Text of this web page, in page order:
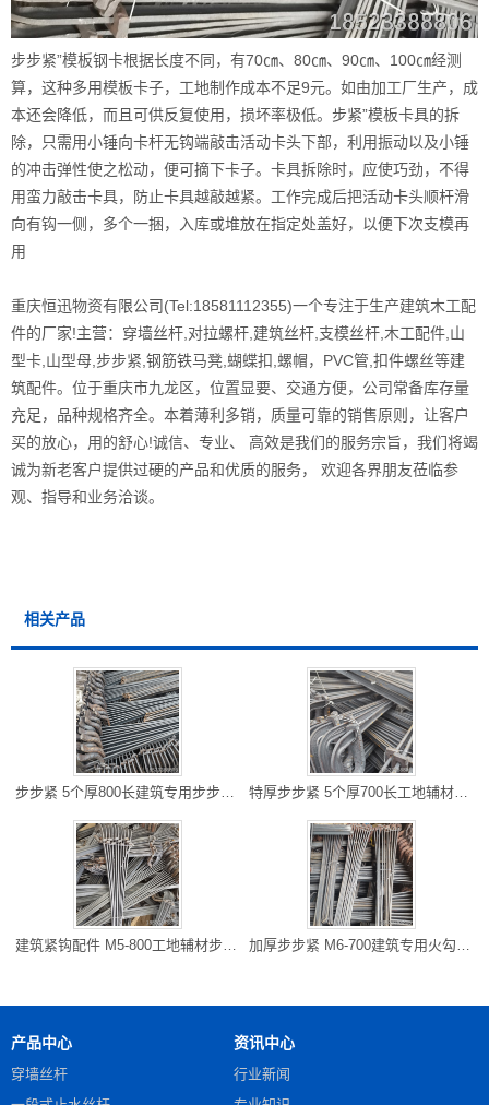
步步紧”模板钢卡根据长度不同，有70㎝、80㎝、90㎝、100㎝经测
算，这种多用模板卡子，工地制作成本不足9元。如由加工厂生产，成
本还会降低，而且可供反复使用，损坏率极低。步紧”模板卡具的拆
除，只需用小锤向卡杆无钩端敲击活动卡头下部，利用振动以及小锤
的冲击弹性使之松动，便可摘下卡子。卡具拆除时，应使巧劲，不得
用蛮力敲击卡具，防止卡具越敲越紧。工作完成后把活动卡头顺杆滑
向有钩一侧，多个一捆，入库或堆放在指定处盖好，以便下次支模再
用
重庆恒迅物资有限公司(Tel:18581112355)一个专注于生产建筑木工配
件的厂家!主营：穿墙丝杆,对拉螺杆,建筑丝杆,支模丝杆,木工配件,山
型卡,山型母,步步紧,钢筋铁马凳,蝴蝶扣,螺帽，PVC管,扣件螺丝等建
筑配件。位于重庆市九龙区，位置显要、交通方便，公司常备库存量
充足，品种规格齐全。本着薄利多销，质量可靠的销售原则，让客户
买的放心，用的舒心!诚信、专业、 高效是我们的服务宗旨，我们将竭
诚为新老客户提供过硬的产品和优质的服务， 欢迎各界朋友莅临参
观、指导和业务洽谈。
相关产品
步步紧 5个厚800长建筑专用步步紧 四川筠连库房现货 可专车到场 特厚步步紧 5个厚700长工地辅材步步紧 重庆武隆厂家供应 专线物
建筑紧钩配件 M5-800工地辅材步步紧 四川彭山厂家批发 可专车到 加厚步步紧 M6-700建筑专用火勾 重庆武隆库房现货 可专车到场
产品中心
穿墙丝杆
资讯中心
行业新闻